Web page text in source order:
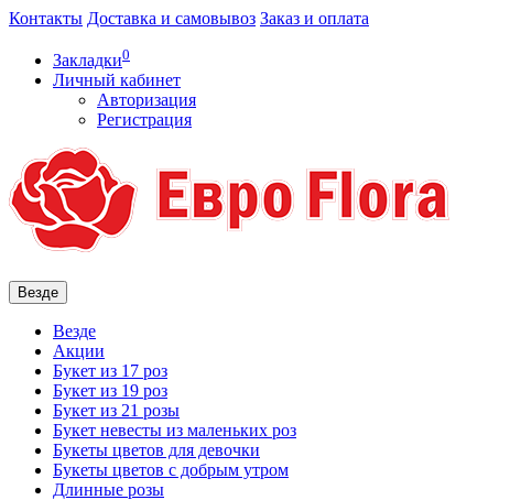
Контакты Доставка и самовывоз Заказ и оплата
Закладки0
Личный кабинет
Авторизация
Регистрация
Везде
Везде
Акции
Букет из 17 роз
Букет из 19 роз
Букет из 21 розы
Букет невесты из маленьких роз
Букеты цветов для девочки
Букеты цветов с добрым утром
Длинные розы